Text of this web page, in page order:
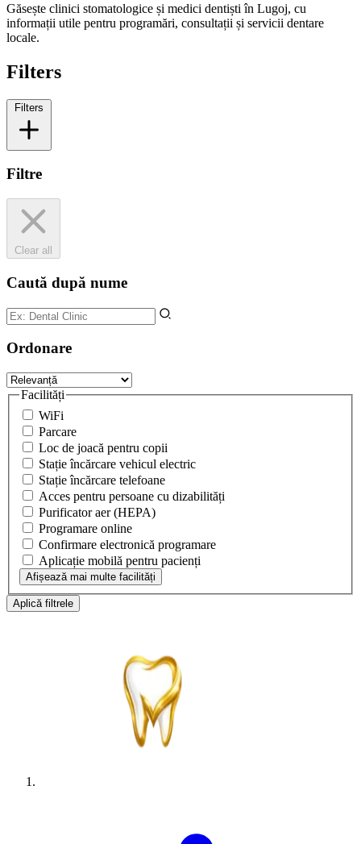
Găsește clinici stomatologice și medici dentiști în Lugoj, cu
informații utile pentru programări, consultații și servicii dentare
locale.
Filters
Filters
Filtre
Clear all
Caută după nume
Ordonare
Facilități
WiFi
Parcare
Loc de joacă pentru copii
Stație încărcare vehicul electric
Stație încărcare telefoane
Acces pentru persoane cu dizabilități
Purificator aer (HEPA)
Programare online
Confirmare electronică programare
Aplicație mobilă pentru pacienți
Afișează mai multe facilități
Aplică filtrele